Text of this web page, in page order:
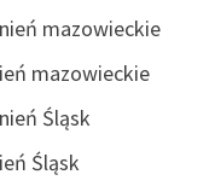
mazowieckie
mazowieckie
Śląsk
Śląsk